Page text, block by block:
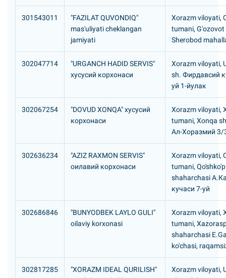
301543011
"FAZILAT QUVONDIQ"
mas'uliyati cheklangan
jamiyati
Xorazm viloyati,
tumani, G'ozovot
Sherobod
302047714
"URGANCH HADID SERVIS"
хусусий корхонаси
Xorazm viloyati,
sh. Фирдавсий
уй 1-йулак
302067254
"DOVUD XONQA" хусусий
корхонаси
Xorazm viloyati,
tumani, Xonqa
Ал-Хоразмий 3/
302636234
"AZIZ RAXMON SERVIS"
оилавий корхонаси
Xorazm viloyati,
tumani,
shaharchasi
кучаси 7-уй
302686846
"BUNYODBEK LAYLO GULI"
oilaviy korxonasi
Xorazm viloyati,
tumani,
shaharchasi
ko'chasi,
302817285
"XORAZM IDEAL QURILISH"
Xorazm viloyati,